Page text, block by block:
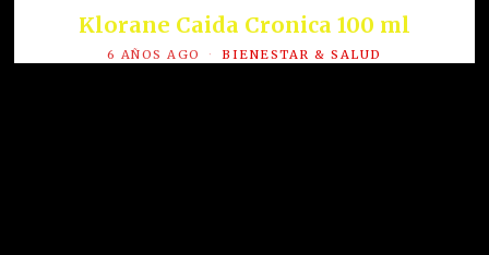
Klorane Caida Cronica 100 ml
6 AÑOS AGO BIENESTAR & SALUD